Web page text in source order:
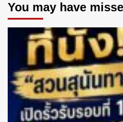
ภาษา
อังกฤษ
ม.รังสิต
เปิด
อบรม
3
หลักสูตร
ภาษา
อังกฤษ
ระดับ
บัณฑิต
You may have